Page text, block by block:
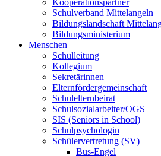
Kooperationspartner
Schulverband Mittelangeln
Bildungslandschaft
Bildungsministerium
Menschen
Schulleitung
Kollegium
Sekretärinnen
Elternfördergemeinschaft
Schulelternbeirat
Schulsozialarbeiter/OGS
SIS (Seniors in School)
Schulpsychologin
Schülervertretung (SV)
Bus-Engel